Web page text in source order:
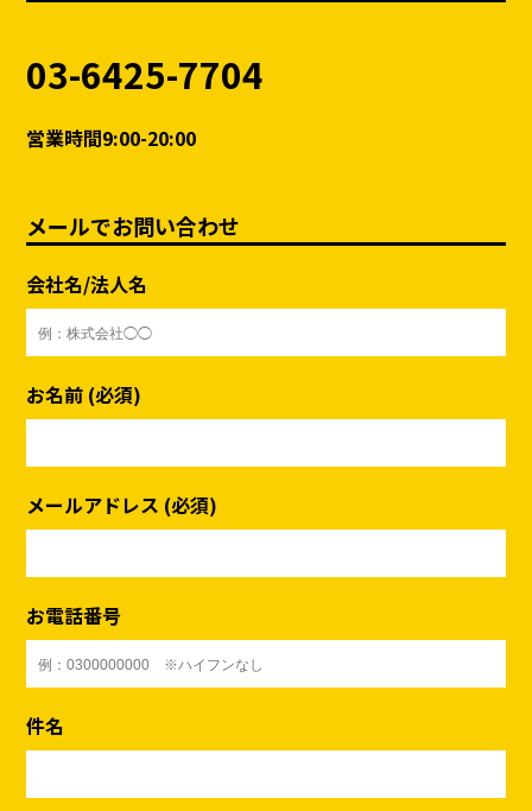
03-6425-7704
営業時間9:00-20:00
メールでお問い合わせ
会社名/法人名
お名前 (必須)
メールアドレス (必須)
お電話番号
件名